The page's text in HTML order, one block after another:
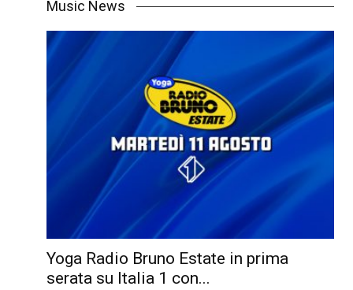
Music News
Yoga Radio Bruno Estate in prima
serata su Italia 1 con...